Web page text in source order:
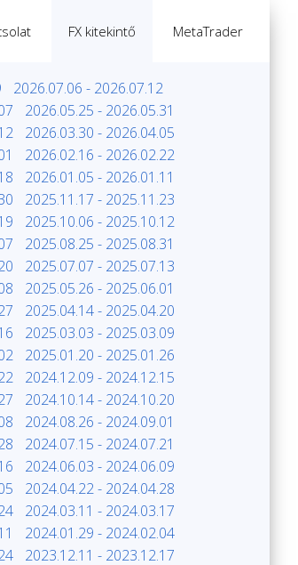
FX kitekintő MetaTrader
2026.07.06 - 2026.07.12
2026.05.25 - 2026.05.31
2026.03.30 - 2026.04.05
2026.02.16 - 2026.02.22
2026.01.05 - 2026.01.11
2025.11.17 - 2025.11.23
2025.10.06 - 2025.10.12
2025.08.25 - 2025.08.31
2025.07.07 - 2025.07.13
2025.05.26 - 2025.06.01
2025.04.14 - 2025.04.20
2025.03.03 - 2025.03.09
2025.01.20 - 2025.01.26
2024.12.09 - 2024.12.15
2024.10.14 - 2024.10.20
2024.08.26 - 2024.09.01
2024.07.15 - 2024.07.21
2024.06.03 - 2024.06.09
2024.04.22 - 2024.04.28
2024.03.11 - 2024.03.17
2024.01.29 - 2024.02.04
2023.12.11 - 2023.12.17